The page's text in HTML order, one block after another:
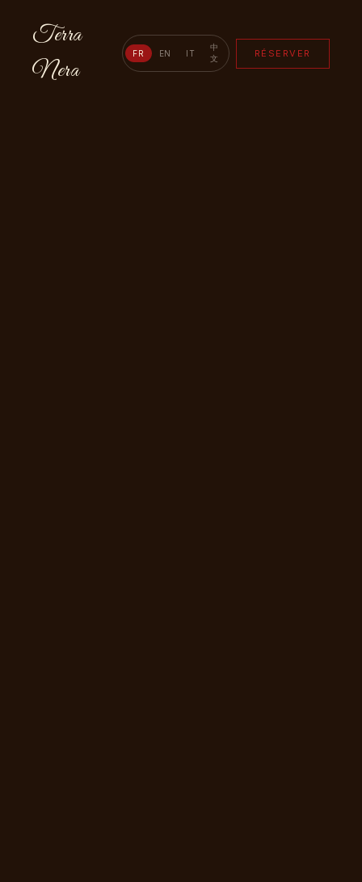
Terra
Nera
FR EN IT
中
文
RÉSERVER